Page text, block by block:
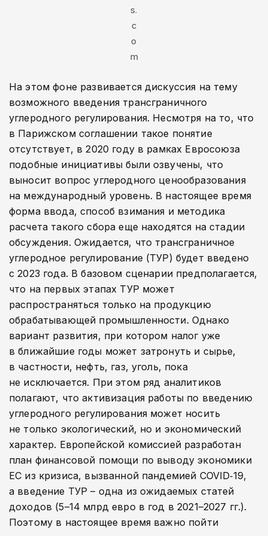
s.
c
o
m
На этом фоне развивается дискуссия на тему
возможного введения трансграничного
углеродного регулирования. Несмотря на то, что
в Парижском соглашении такое понятие
отсутствует, в 2020 году в рамках Евросоюза
подобные инициативы были озвучены, что
выносит вопрос углеродного ценообразования
на международный уровень. В настоящее время
форма ввода, способ взимания и методика
расчета такого сбора еще находятся на стадии
обсуждения. Ожидается, что трансграничное
углеродное регулирование (ТУР) будет введено
с 2023 года. В базовом сценарии предполагается,
что на первых этапах ТУР может
распространяться только на продукцию
обрабатывающей промышленности. Однако
вариант развития, при котором налог уже
в ближайшие годы может затронуть и сырье,
в частности, нефть, газ, уголь, пока
не исключается. При этом ряд аналитиков
полагают, что активизация работы по введению
углеродного регулирования может носить
не только экологический, но и экономический
характер. Европейской комиссией разработан
план финансовой помощи по выводу экономики
ЕС из кризиса, вызванной пандемией COVID‑19,
а введение ТУР – одна из ожидаемых статей
доходов (5–14 млрд евро в год в 2021–2027 гг.).
Поэтому в настоящее время важно пойти